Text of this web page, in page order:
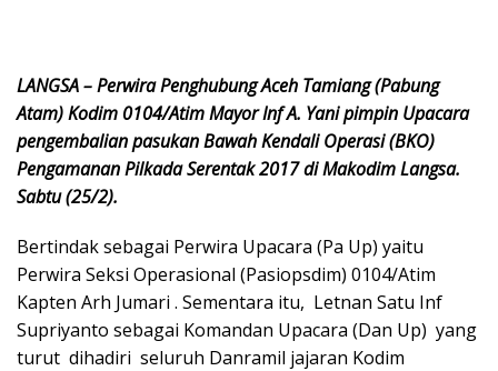
LANGSA – Perwira Penghubung Aceh Tamiang (Pabung
Atam) Kodim 0104/Atim Mayor Inf A. Yani pimpin Upacara
pengembalian pasukan Bawah Kendali Operasi (BKO)
Pengamanan Pilkada Serentak 2017 di Makodim Langsa.
Sabtu (25/2).
Bertindak sebagai Perwira Upacara (Pa Up) yaitu
Perwira Seksi Operasional (Pasiopsdim) 0104/Atim
Kapten Arh Jumari . Sementara itu, Letnan Satu Inf
Supriyanto sebagai Komandan Upacara (Dan Up) yang
turut dihadiri seluruh Danramil jajaran Kodim